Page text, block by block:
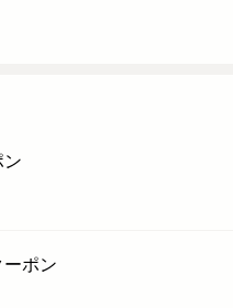
ン
ーポン